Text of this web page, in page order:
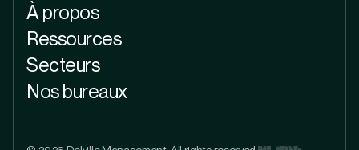
À propos
Ressources
Secteurs
Nos bureaux